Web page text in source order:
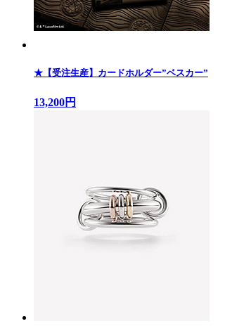
★【受注生産】カードホルダー”ベスカー”
13,200円